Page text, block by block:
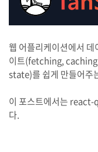
웹 어플리케이션에서 데
이트(fetching,
state)를 쉽게 만들어
이 포스트에서는 react-
다.